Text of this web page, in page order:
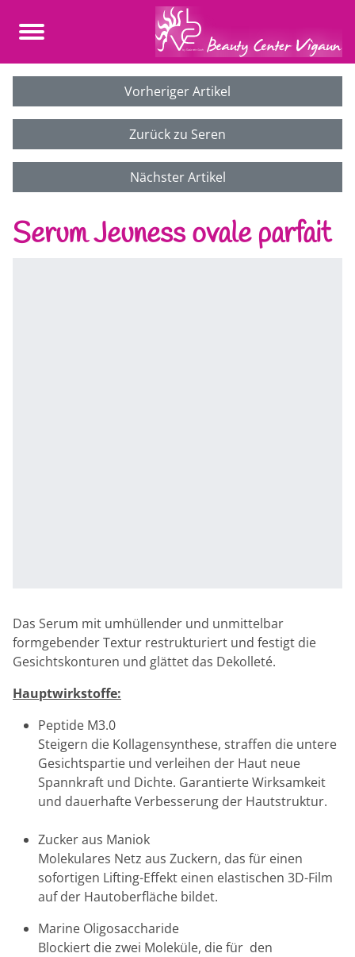
Vorheriger Artikel
Zurück zu Seren
Nächster Artikel
Serum Jeuness ovale parfait
Das Serum mit umhüllender und unmittelbar
formgebender Textur restrukturiert und festigt die
Gesichtskonturen und glättet das Dekolleté.
Hauptwirkstoffe:
Peptide M3.0
Steigern die Kollagensynthese, straffen die untere
Gesichtspartie und verleihen der Haut neue
Spannkraft und Dichte. Garantierte Wirksamkeit
und dauerhafte Verbesserung der Hautstruktur.
Zucker aus Maniok
Molekulares Netz aus Zuckern, das für einen
sofortigen Lifting-Effekt einen elastischen 3D-Film
auf der Hautoberfläche bildet.
Marine Oligosaccharide
Blockiert die zwei Moleküle, die für den